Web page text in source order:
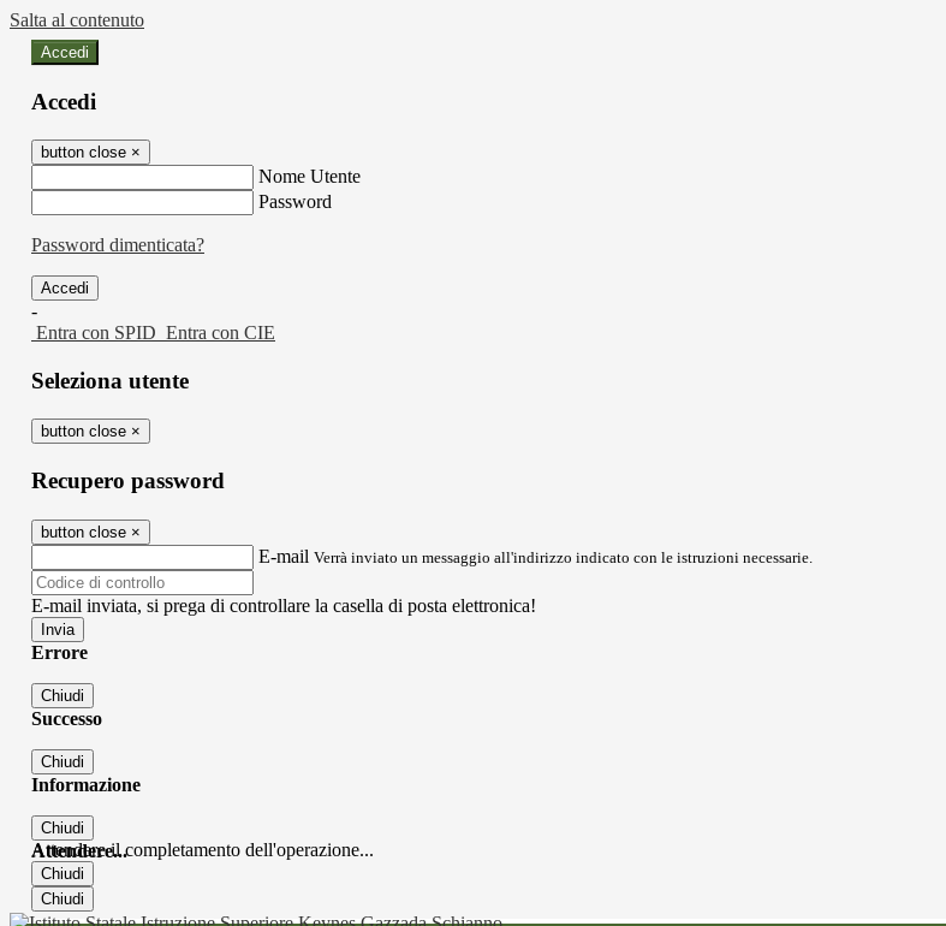
Salta al contenuto
Accedi
Accedi
button close ×
Nome Utente
Password
Password dimenticata?
-
Entra con SPID Entra con CIE
Seleziona utente
button close ×
Recupero password
button close ×
E-mail Verrà inviato un messaggio all'indirizzo indicato con le istruzioni necessarie.
E-mail inviata, si prega di controllare la casella di posta elettronica!
Errore
Chiudi
Successo
Chiudi
Informazione
Chiudi
Attendere...
Attendere il completamento dell'operazione...
Chiudi
Chiudi